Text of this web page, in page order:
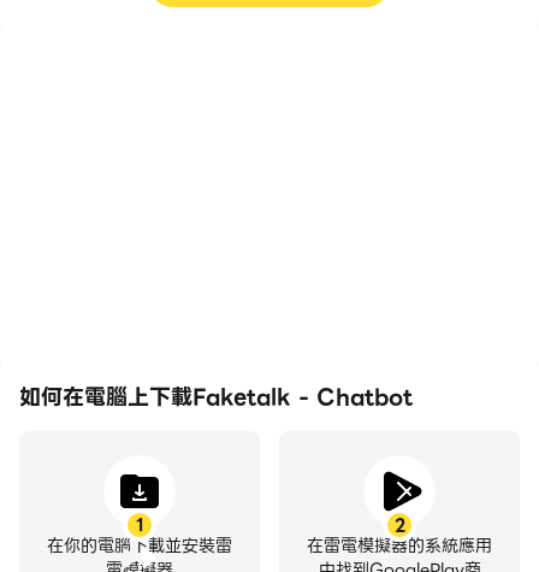
如何在電腦上下載Faketalk - Chatbot
1
在你的電腦下載並安裝雷
2
在雷電模擬器的系統應用